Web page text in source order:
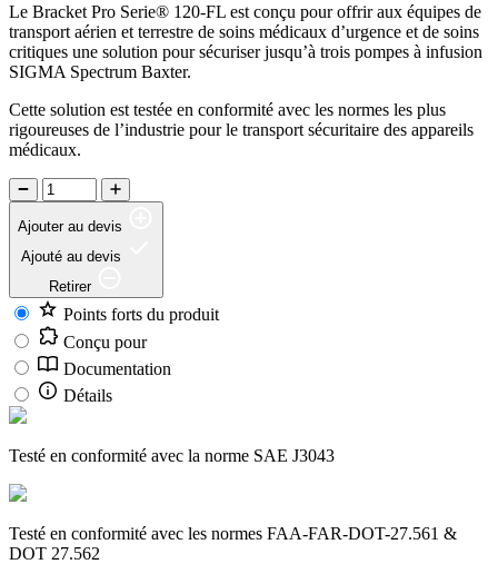
Le Bracket Pro Serie® 120-FL est conçu pour offrir aux équipes de
transport aérien et terrestre de soins médicaux d’urgence et de soins
critiques une solution pour sécuriser jusqu’à trois pompes à infusion
SIGMA Spectrum Baxter.
Cette solution est testée en conformité avec les normes les plus
rigoureuses de l’industrie pour le transport sécuritaire des appareils
médicaux.
Ajouter au devis
Ajouté au devis
Retirer
Points forts du produit
Conçu pour
Documentation
Détails
Testé en conformité avec la norme SAE J3043
Testé en conformité avec les normes FAA-FAR-DOT-27.561 &
DOT 27.562